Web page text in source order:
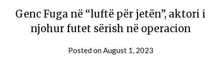
Genc Fuga në “luftë për jetën”, aktori i
njohur futet sërish në operacion
Posted onAugust 1, 2023